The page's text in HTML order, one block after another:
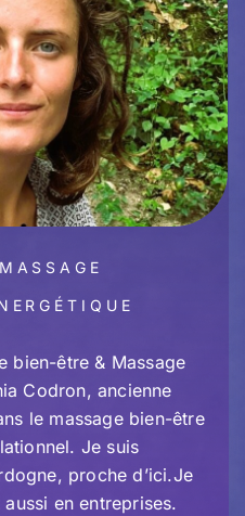
bien-être & Massage
Codron, ancienne
le massage bien-être
Je suis
proche d’ici.Je
en entreprises.